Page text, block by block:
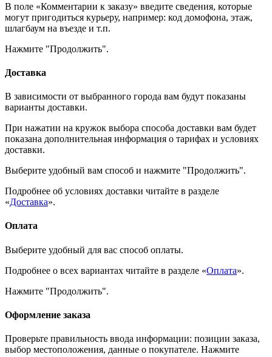
В поле «Комментарии к заказу» введите сведения, которые
могут пригодиться курьеру, например: код домофона, этаж,
шлагбаум на въезде и т.п.
Нажмите "Продолжить".
Доставка
В зависимости от выбранного города вам будут показаны
варианты доставки.
При нажатии на кружок выбора способа доставки вам будет
показана дополнительная информация о тарифах и условиях
доставки.
Выберите удобный вам способ и нажмите "Продолжить".
Подробнее об условиях доставки читайте в разделе
«Доставка».
Оплата
Выберите удобный для вас способ оплаты.
Подробнее о всех вариантах читайте в разделе «Оплата».
Нажмите "Продолжить".
Оформление заказа
Проверьте правильность ввода информации: позиции заказа,
выбор местоположения, данные о покупателе. Нажмите